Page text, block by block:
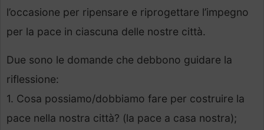
l’occasione per ripensare e riprogettare l’impegno
per la pace in ciascuna delle nostre città.
Due sono le domande che debbono guidare la
riflessione:
1. Cosa possiamo/dobbiamo fare per costruire la
pace nella nostra città? (la pace a casa nostra);